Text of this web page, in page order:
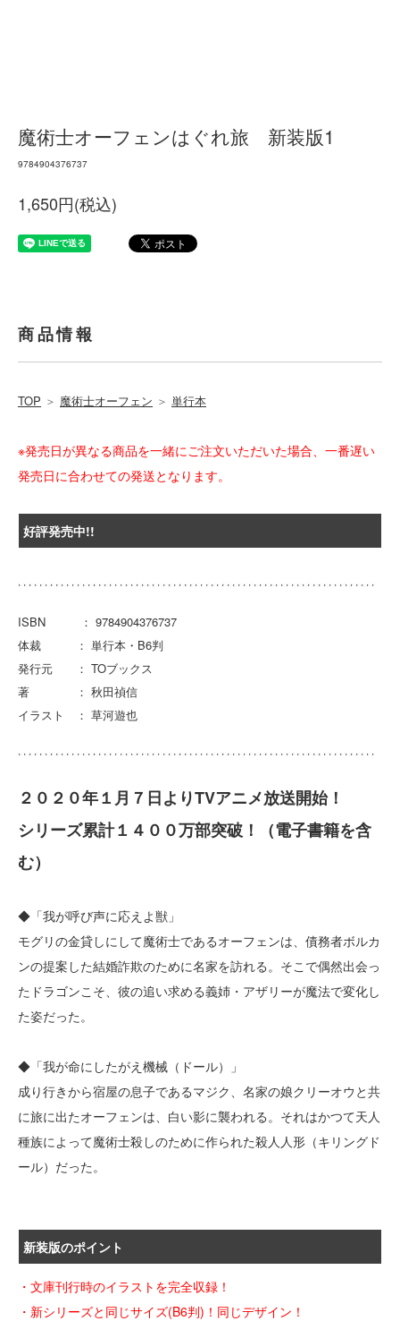
魔術士オーフェンはぐれ旅 新装版1
9784904376737
1,650円(税込)
商品情報
TOP ＞ 魔術士オーフェン ＞ 単行本
※発売日が異なる商品を一緒にご注文いただいた場合、一番遅い
発売日に合わせての発送となります。
好評発売中!!
ISBN ： 9784904376737
体裁 ： 単行本・B6判
発行元 ： TOブックス
著 ： 秋田禎信
イラスト ： 草河遊也
２０２０年１月７日よりTVアニメ放送開始！
シリーズ累計１４００万部突破！（電子書籍を含
む）
◆「我が呼び声に応えよ獣」
モグリの金貸しにして魔術士であるオーフェンは、債務者ボルカ
ンの提案した結婚詐欺のために名家を訪れる。そこで偶然出会っ
たドラゴンこそ、彼の追い求める義姉・アザリーが魔法で変化し
た姿だった。
◆「我が命にしたがえ機械（ドール）」
成り行きから宿屋の息子であるマジク、名家の娘クリーオウと共
に旅に出たオーフェンは、白い影に襲われる。それはかつて天人
種族によって魔術士殺しのために作られた殺人人形（キリングド
ール）だった。
新装版のポイント
・文庫刊行時のイラストを完全収録！
・新シリーズと同じサイズ(B6判)！同じデザイン！